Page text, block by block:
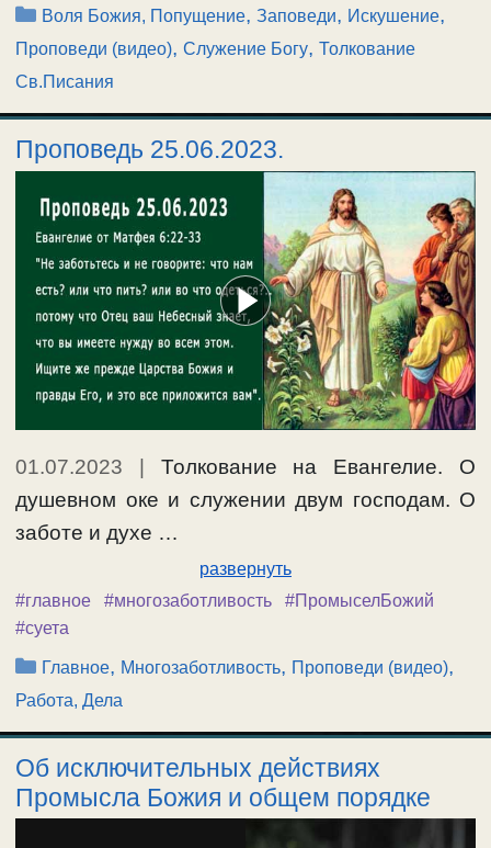
Рубрики
Воля Божия, Попущение,Заповеди, Искушение,
Проповеди (видео), Служение Богу, Толкование
Св.Писания
Проповедь 25.06.2023.
01.07.2023 | Толкование на Евангелие. О
душевном оке и служении двум господам. О
заботе и духе …
развернуть
#главное
#многозаботливость
#ПромыселБожий
#суета
Рубрики
Главное, Многозаботливость, Проповеди (видео),
Работа, Дела
Об исключительных действиях
Промысла Божия и общем порядке